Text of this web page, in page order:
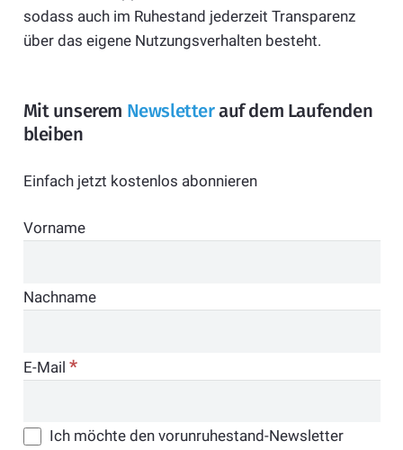
sodass auch im Ruhestand jederzeit Transparenz
über das eigene Nutzungsverhalten besteht.
Mit unserem Newsletterauf dem Laufenden
bleiben
Einfach jetzt kostenlos abonnieren
Vorname
Nachname
E-Mail *
Ich möchte den vorunruhestand-Newsletter